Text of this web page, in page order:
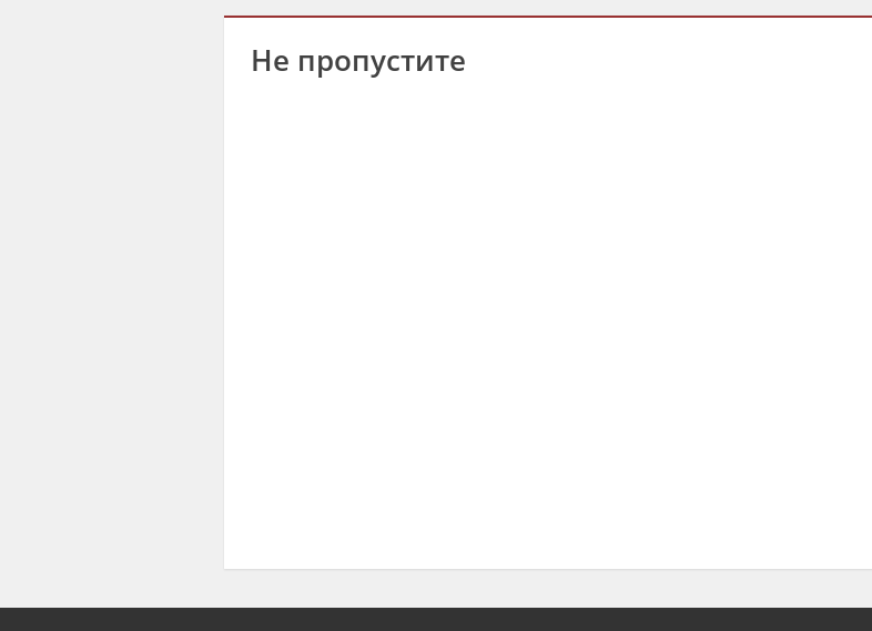
Не пропустите